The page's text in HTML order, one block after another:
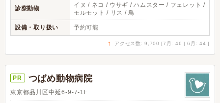
診察動物
イヌ / ネコ / ウサギ / ハムスター / フェレット /
モルモット / リス / 鳥
設備・取り扱い 予約可能
↑ アクセス数: 9,700 [7月: 46 | 6月: 44 ]
PR つばめ動物病院
東京都品川区中延6-9-7-1F